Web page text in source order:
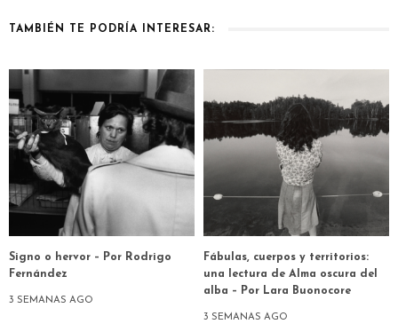
TAMBIÉN TE PODRÍA INTERESAR:
Signo o hervor – Por Rodrigo
Fernández
3 SEMANAS AGO
Fábulas, cuerpos y territorios:
una lectura de Alma oscura del
alba – Por Lara Buonocore
3 SEMANAS AGO